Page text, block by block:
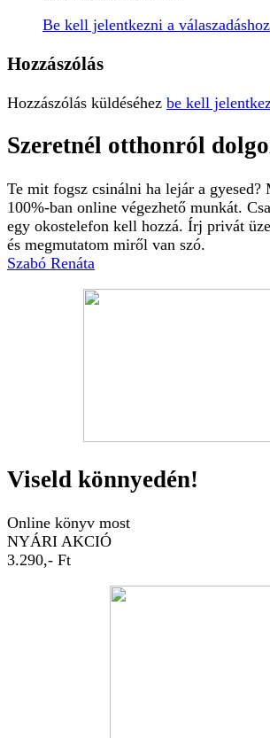
Be kell jelentkezni a válaszadáshoz
Hozzászólás
Hozzászólás küldéséhez be kell
Szeretnél otthonról
Te mit fogsz csinálni ha lejár a gyesed?
100%-ban online végezhető munkát.
egy okostelefon kell hozzá. Írj privát
és megmutatom miről van szó.
Szabó Renáta
Viseld könnyedén!
Online könyv most
NYÁRI AKCIÓ
3.290,- Ft